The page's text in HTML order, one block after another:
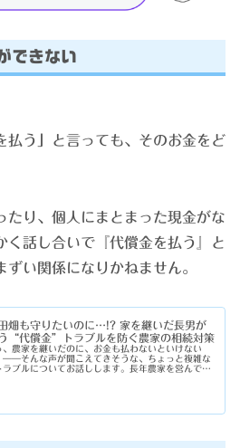
できない
払う」と言っても、そのお金をど
たり、個人にまとまった現金がな
く話し合いで『代償金を払う』と
い関係になりかねません。
畑も守りたいのに…!? 家を継いだ長男が
“代償金”トラブルを防ぐ農家の相続対策
、農家を継いだのに、お金も払わないといけない
――そんな声が聞こえてきそうな、ちょっと複雑な
ラブルについてお話しします。長年農家を営んでき